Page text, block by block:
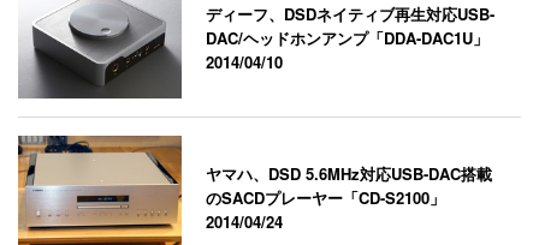
ディーフ、DSDネイティブ再生対応USB-
DAC/ヘッドホンアンプ「DDA-DAC1U」
2014/04/10
ヤマハ、DSD 5.6MHz対応USB-DAC搭載
のSACDプレーヤー「CD-S2100」
2014/04/24